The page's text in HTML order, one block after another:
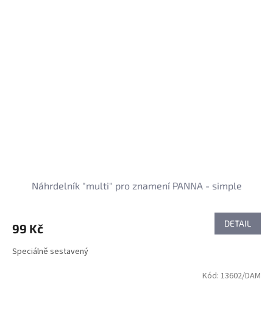
Náhrdelník "multi" pro znamení PANNA - simple
99 Kč DETAIL
Speciálně sestavený
Kód: 13602/DAM